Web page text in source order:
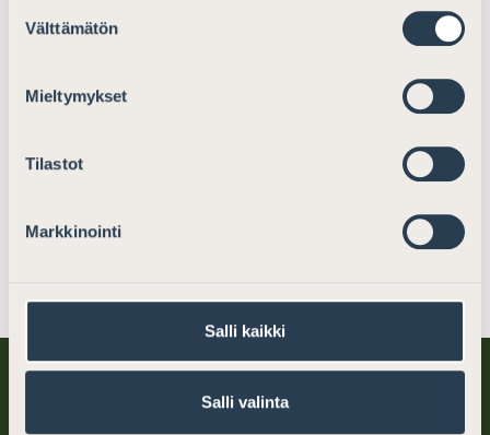
valinta
Välttämätön
Mieltymykset
Tilastot
Markkinointi
Salli kaikki
Salli valinta